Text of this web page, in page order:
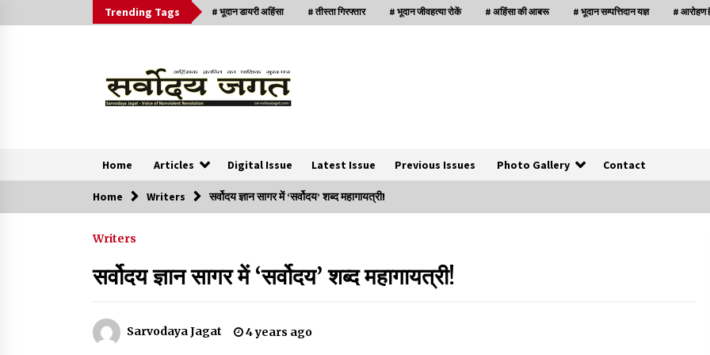
Trending Tags # भूदान डायरी अहिंसा # तीस्ता गिरफ्तार # भूदान जीवहत्या रोकें # अहिंसा की आबरू # भूदान सम्पत्तिदान यज्ञ # आरोहण
Home Articles Digital Issue Latest Issue Previous Issues Photo Gallery Contact
News
2 years ago
सर्व सेवा संघ मुख्यालय में मनाई गई ज्योति बा फुले जयंती
Home Writers सर्वोदय ज्ञान सागर में ‘सर्वोदय’ शब्द महागायत्री!
Writers
सर्वोदय ज्ञान सागर में ‘सर्वोदय’ शब्द महागायत्री!
Sarvodaya Jagat 4 years ago